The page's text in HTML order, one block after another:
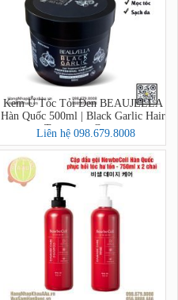
Kem Ủ Tóc Tỏi Đen BEAUJELLA
Hàn Quốc 500ml | Black Garlic Hair
Treatment Cream
Liên hệ 098.679.8008